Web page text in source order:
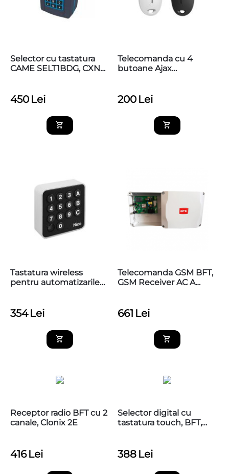
Selector cu tastatura
CAME SELT1BDG, CXN
450 Lei
Telecomanda cu 4
butoane Ajax
200 Lei
Tastatura wireless
pentru automatizarile
354 Lei
Telecomanda GSM BFT,
GSM Receiver AC A
661 Lei
Receptor radio BFT cu 2
canale, Clonix 2E
416 Lei
Selector digital cu
tastatura touch, BFT,
388 Lei